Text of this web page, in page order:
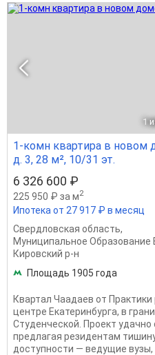
1
1-комн квартира в новом
д. 3, 28 м², 10/31 эт.
6 326 600 ₽
225 950 ₽ за м2
Ипотека от 27 917 ₽ в месяц
Свердловская область,
Муниципальное Образование
Кировский р-н
Площадь 1905 года
Квартал Чаадаев от Практики
центре Екатеринбурга, в
Студенческой. Проект
предлагая резидентам
доступности — ведущие вузы,